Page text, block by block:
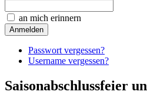
an mich erinnern
Passwort vergessen?
Username vergessen?
Saisonabschlussfeier